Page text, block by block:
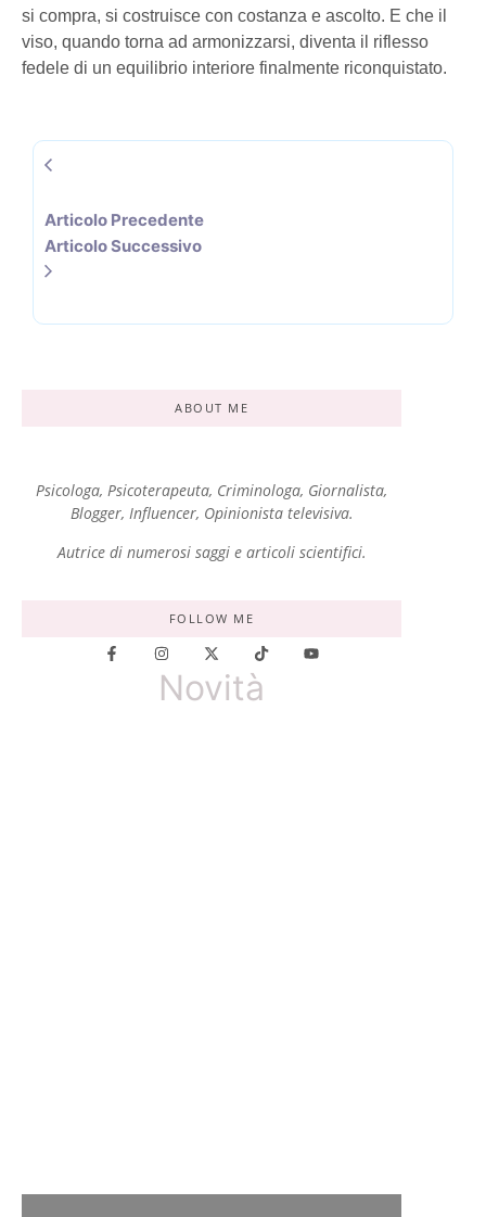
si compra, si costruisce con costanza e ascolto. E che il
viso, quando torna ad armonizzarsi, diventa il riflesso
fedele di un equilibrio interiore finalmente riconquistato.
Articolo Precedente
Articolo Successivo
ABOUT ME
Psicologa, Psicoterapeuta, Criminologa, Giornalista,
Blogger, Influencer, Opinionista televisiva.
Autrice di numerosi saggi e articoli scientifici.
FOLLOW ME
Novità